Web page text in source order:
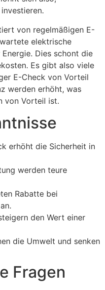
von regelmäßigen E-
elektrische
Dies schont die
Es gibt also viele
E-Check von Vorteil
werden erhöht, was
von Vorteil ist.
erhöht die Sicherheit in
werden teure
Rabatte bei
den Wert einer
die Umwelt und senken
Fragen